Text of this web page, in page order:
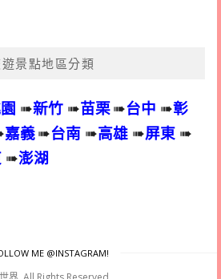
景點地區分類
➠新竹 ➠苗栗➠台中 ➠彰
嘉義➠台南 ➠高雄 ➠屏東 ➠
➠澎湖
ME @INSTAGRAM!